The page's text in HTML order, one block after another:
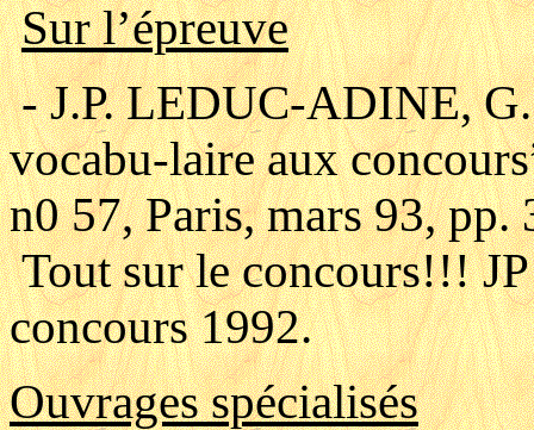
Sur l’épreuve
- J.P. LEDUC-ADINE,
vocabu-laire aux
n0 57, Paris, mars 93, pp.
Tout sur le concours!!!
concours 1992.
Ouvrages spécialisés